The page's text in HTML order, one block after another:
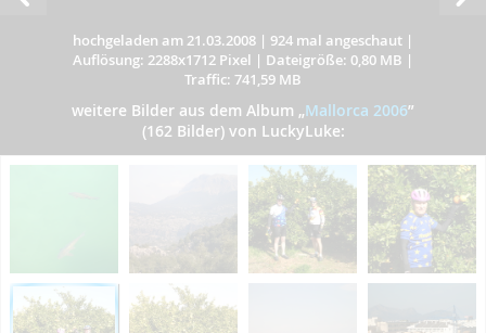
hochgeladen am 21.03.2008 | 924 mal angeschaut |
Auflösung: 2288x1712 Pixel | Dateigröße: 0,80 MB |
Traffic: 741,59 MB
weitere Bilder aus dem Album „Mallorca 2006”
(162 Bilder) von LuckyLuke: